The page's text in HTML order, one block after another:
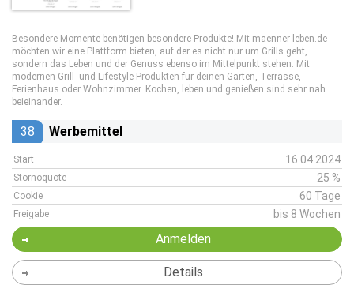
Besondere Momente benötigen besondere Produkte! Mit maenner-leben.de
möchten wir eine Plattform bieten, auf der es nicht nur um Grills geht,
sondern das Leben und der Genuss ebenso im Mittelpunkt stehen. Mit
modernen Grill- und Lifestyle-Produkten für deinen Garten, Terrasse,
Ferienhaus oder Wohnzimmer. Kochen, leben und genießen sind sehr nah
beieinander.
38 Werbemittel
Start 16.04.2024
Stornoquote 25 %
Cookie 60 Tage
Freigabe bis 8 Wochen
Anmelden
Details